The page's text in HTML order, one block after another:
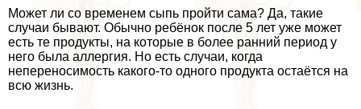
Может ли со временем сыпь пройти сама? Да, такие
случаи бывают. Обычно ребёнок после 5 лет уже может
есть те продукты, на которые в более ранний период у
него была аллергия. Но есть случаи, когда
непереносимость какого-то одного продукта остаётся на
всю жизнь.